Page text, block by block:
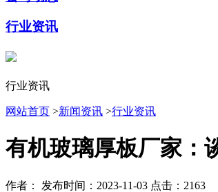
行业资讯
行业资讯
网站首页 >新闻资讯 >行业资讯
有机玻璃厚板厂家：
作者： 发布时间：2023-11-03 点击：2163